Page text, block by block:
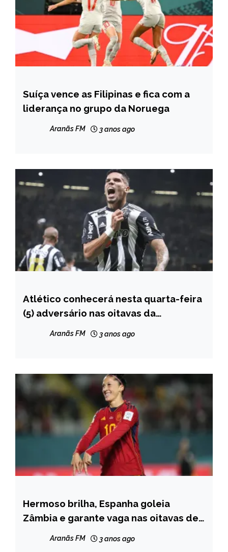
ESPORTES
Suíça vence as Filipinas e fica com a
liderança no grupo da Noruega
Aranãs FM 3 anos ago
ESPORTES
Atlético conhecerá nesta quarta-feira
(5) adversário nas oitavas da
Aranãs FM 3 anos ago
ESPORTES
Hermoso brilha, Espanha goleia
Zâmbia e garante vaga nas oitavas de
Aranãs FM 3 anos ago